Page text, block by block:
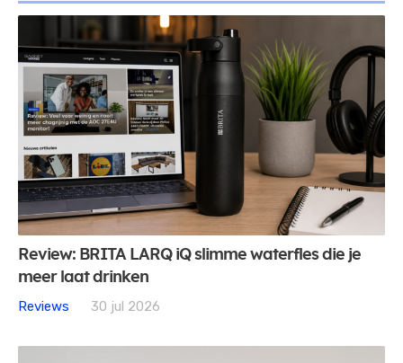
Review: BRITA LARQ iQ slimme waterfles die je
meer laat drinken
Reviews
30 jul 2026